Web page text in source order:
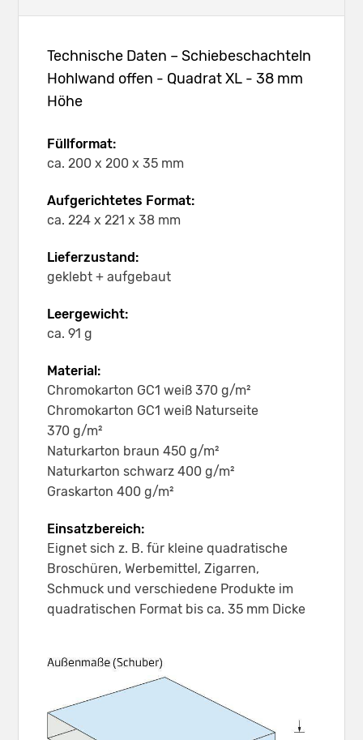
Technische Daten – Schiebeschachteln
Hohlwand offen - Quadrat XL - 38 mm
Höhe
Füllformat:
ca. 200 x 200 x 35 mm
Aufgerichtetes Format:
ca. 224 x 221 x 38 mm
Lieferzustand:
geklebt + aufgebaut
Leergewicht:
ca. 91 g
Material:
Chromokarton GC1 weiß 370 g/m²
Chromokarton GC1 weiß Naturseite
370 g/m²
Naturkarton braun 450 g/m²
Naturkarton schwarz 400 g/m²
Graskarton 400 g/m²
Einsatzbereich:
Eignet sich z. B. für kleine quadratische
Broschüren, Werbemittel, Zigarren,
Schmuck und verschiedene Produkte im
quadratischen Format bis ca. 35 mm Dicke